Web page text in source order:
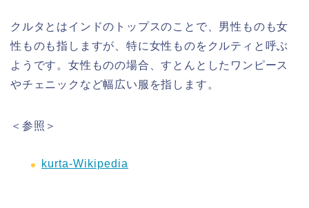
クルタとはインドのトップスのことで、男性ものも女
性ものも指しますが、特に女性ものをクルティと呼ぶ
ようです。女性ものの場合、すとんとしたワンピース
やチェニックなど幅広い服を指します。
＜参照＞
kurta-Wikipedia